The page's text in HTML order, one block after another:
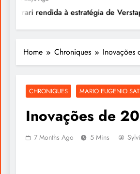
Ferrari rendida à estratégia de
Home Chroniques Inovações
CHRONIQUES MARIO EUGENIO
Inovações de
7 Months Ago 5 Mins